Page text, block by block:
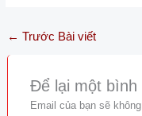
← Trước Bài viết
Để lại một bình
Email của bạn sẽ